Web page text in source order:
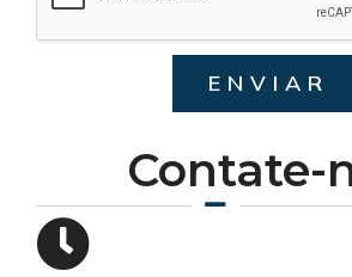
Contate-
ENVIAR